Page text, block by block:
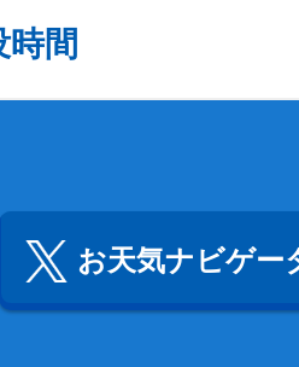
間
お天気ナビゲー